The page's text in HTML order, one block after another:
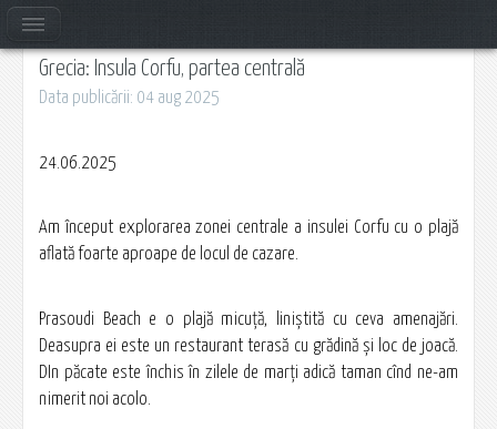
Grecia: Insula Corfu, partea centrală
Data publicării: 04 aug 2025
24.06.2025
Am început explorarea zonei centrale a insulei Corfu cu o plajă
aflată foarte aproape de locul de cazare.
Prasoudi Beach e o plajă micuță, liniștită cu ceva amenajări.
Deasupra ei este un restaurant terasă cu grădină și loc de joacă.
DIn păcate este închis în zilele de marți adică taman cînd ne-am
nimerit noi acolo.